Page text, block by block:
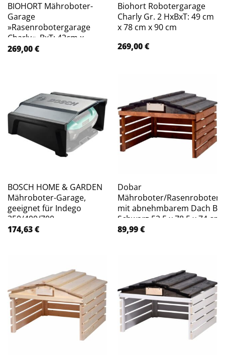
BIOHORT Mähroboter-
Garage
»Rasenrobotergarage
Charly«, BxT: 42cm x
45.5cm – grau
269,00€
Biohort Robotergarage
Charly Gr. 2 HxBxT: 49 cm
x 78 cm x 90 cm
269,00€
BOSCH HOME & GARDEN
Mähroboter-Garage,
geeignet für Indego
350/400/700 –
transparent
174,63€
Dobar
Mähroboter/
mit abnehmbarem Dach
Schwarz 52,5 x 78,5 x 74 cm
89,99€